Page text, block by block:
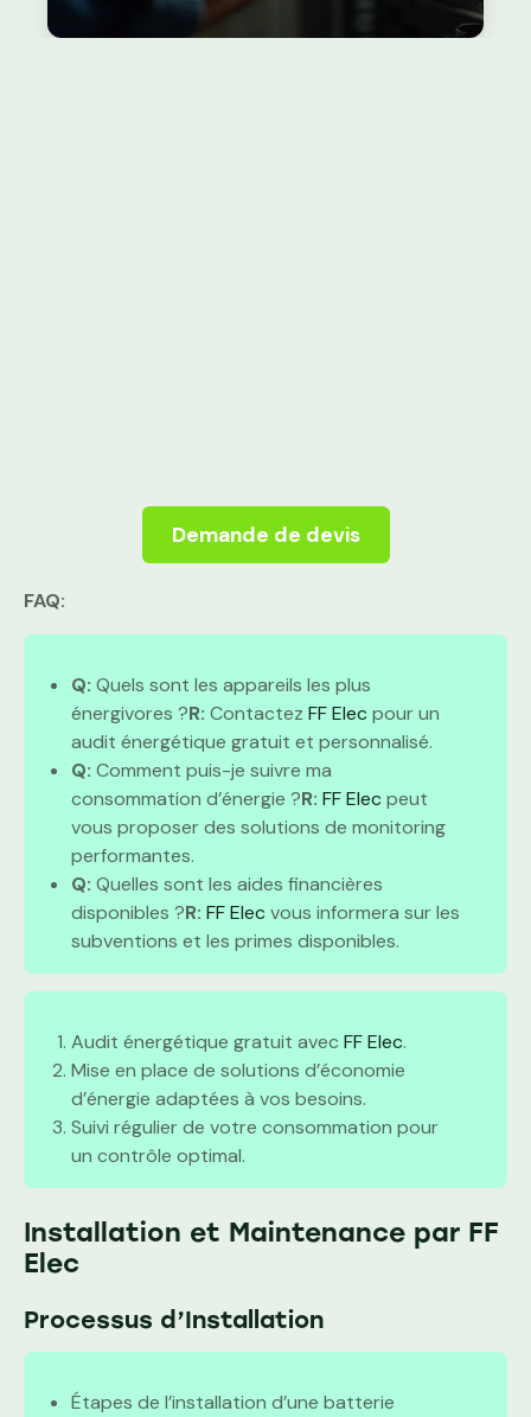
Demande de devis
FAQ:
Q: Quels sont les appareils les plus
énergivores ?R: Contactez FF Elecpour un
audit énergétique gratuit et personnalisé.
Q: Comment puis-je suivre ma
consommation d’énergie ?R: FF Elecpeut
vous proposer des solutions de monitoring
performantes.
Q: Quelles sont les aides financières
disponibles ?R: FF Elecvous informera sur les
subventions et les primes disponibles.
Audit énergétique gratuit avec FF Elec.
Mise en place de solutions d’économie
d’énergie adaptées à vos besoins.
Suivi régulier de votre consommation pour
un contrôle optimal.
Installation et Maintenance par FF
Elec
Processus d’Installation
Étapes de l’installation d’une batterie